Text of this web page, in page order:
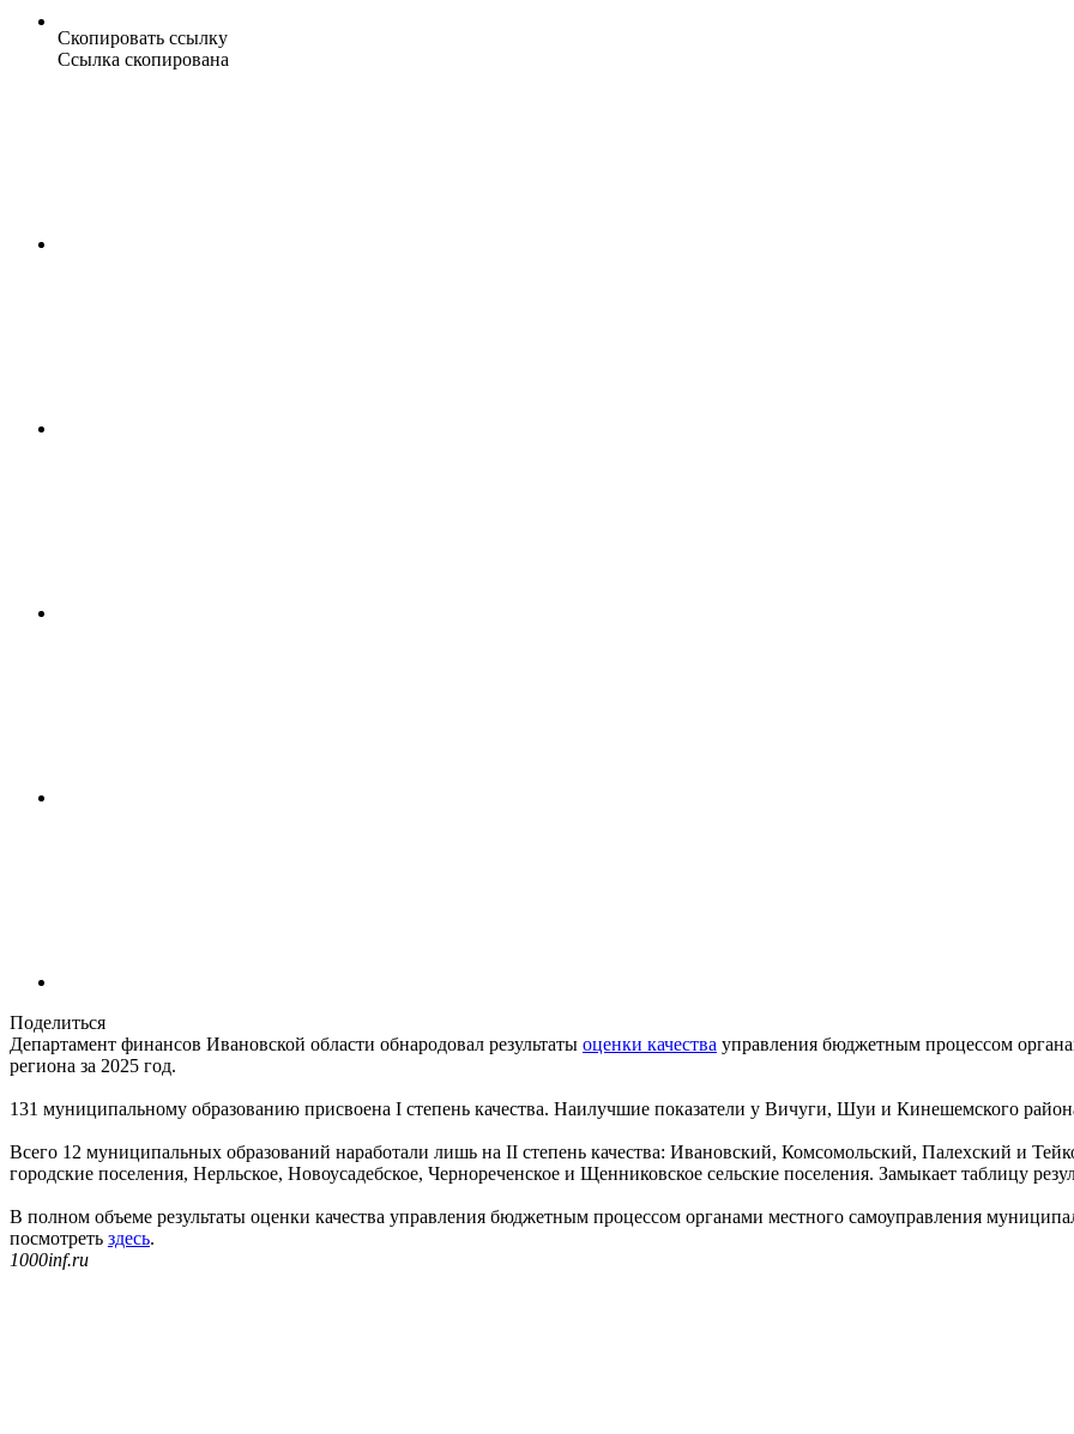
Скопировать ссылку
Ссылка скопирована
Поделиться
Департамент финансов Ивановской области обнародовал результаты оценки качества управления бюджетным процессом
региона за 2025 год.
131 муниципальному образованию присвоена I степень качества. Наилучшие показатели у Вичуги, Шуи и Кинешемского
Всего 12 муниципальных образований наработали лишь на II степень качества: Ивановский, Комсомольский, Палехский и
городские поселения, Нерльское, Новоусадебское, Чернореченское и Щенниковское сельские поселения. Замыкает таблицу
В полном объеме результаты оценки качества управления бюджетным процессом органами местного самоуправления
посмотреть здесь.
1000inf.ru